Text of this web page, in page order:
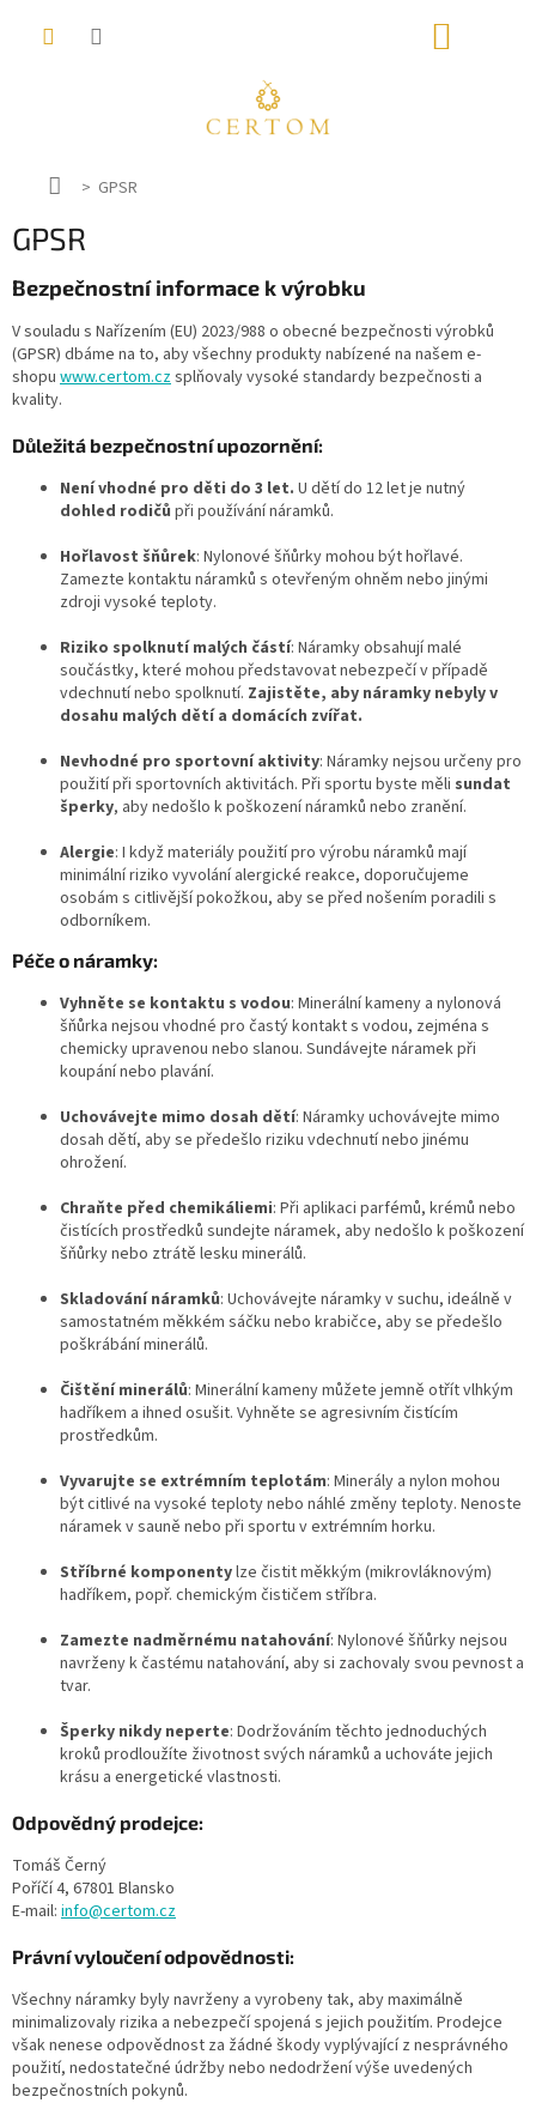
D
m
GPSR
GPSR
Bezpečnostní informace k výrobku
V souladu s Nařízením (EU) 2023/988 o obecné bezpečnosti výrobků
(GPSR) dbáme na to, aby všechny produkty nabízené na našem e-
shopu www.certom.czsplňovaly vysoké standardy bezpečnosti a
kvality.
Důležitá bezpečnostní upozornění:
Není vhodné pro děti do 3 let. U dětí do 12 let je nutný
dohled rodičů při používání náramků.
Hořlavost šňůrek: Nylonové šňůrky mohou být hořlavé.
Zamezte kontaktu náramků s otevřeným ohněm nebo jinými
zdroji vysoké teploty.
Riziko spolknutí malých částí: Náramky obsahují malé
součástky, které mohou představovat nebezpečí v případě
vdechnutí nebo spolknutí. Zajistěte, aby náramky nebyly v
dosahu malých dětí a domácích zvířat.
Nevhodné pro sportovní aktivity: Náramky nejsou určeny pro
použití při sportovních aktivitách. Při sportu byste měli sundat
šperky, aby nedošlo k poškození náramků nebo zranění.
Alergie: I když materiály použití pro výrobu náramků mají
minimální riziko vyvolání alergické reakce, doporučujeme
osobám s citlivější pokožkou, aby se před nošením poradili s
odborníkem.
Péče o náramky:
Vyhněte se kontaktu s vodou: Minerální kameny a nylonová
šňůrka nejsou vhodné pro častý kontakt s vodou, zejména s
chemicky upravenou nebo slanou. Sundávejte náramek při
koupání nebo plavání.
Uchovávejte mimo dosah dětí: Náramky uchovávejte mimo
dosah dětí, aby se předešlo riziku vdechnutí nebo jinému
ohrožení.
Chraňte před chemikáliemi: Při aplikaci parfémů, krémů nebo
čistících prostředků sundejte náramek, aby nedošlo k poškození
šňůrky nebo ztrátě lesku minerálů.
Skladování náramků: Uchovávejte náramky v suchu, ideálně v
samostatném měkkém sáčku nebo krabičce, aby se předešlo
poškrábání minerálů.
Čištění minerálů: Minerální kameny můžete jemně otřít vlhkým
hadříkem a ihned osušit. Vyhněte se agresivním čistícím
prostředkům.
Vyvarujte se extrémním teplotám: Minerály a nylon mohou
být citlivé na vysoké teploty nebo náhlé změny teploty. Nenoste
náramek v sauně nebo při sportu v extrémním horku.
Stříbrné komponentylze čistit měkkým (mikrovláknovým)
hadříkem, popř. chemickým čističem stříbra.
Zamezte nadměrnému natahování: Nylonové šňůrky nejsou
navrženy k častému natahování, aby si zachovaly svou pevnost a
tvar.
Šperky nikdy neperte: Dodržováním těchto jednoduchých
kroků prodloužíte životnost svých náramků a uchováte jejich
krásu a energetické vlastnosti.
Odpovědný prodejce:
Tomáš Černý
Poříčí 4, 67801 Blansko
E-mail: info@certom.cz
Právní vyloučení odpovědnosti:
Všechny náramky byly navrženy a vyrobeny tak, aby maximálně
minimalizovaly rizika a nebezpečí spojená s jejich použitím. Prodejce
však nenese odpovědnost za žádné škody vyplývající z nesprávného
použití, nedostatečné údržby nebo nedodržení výše uvedených
bezpečnostních pokynů.